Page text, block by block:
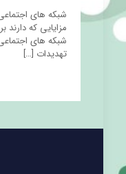
شبکه های
مزایایی که
شبکه های
تهدیدات […]